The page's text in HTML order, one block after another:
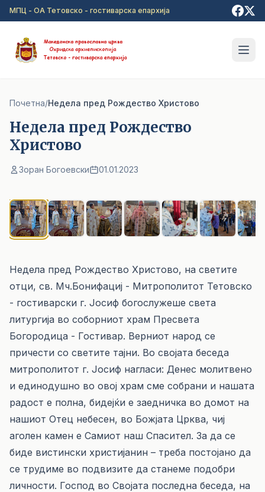
Прејди на главна содржина
МПЦ - ОА Тетовско - гостиварска епархија
Почетна/Недела пред Рождество Христово
Недела пред Рождество
Христово
Зоран Богоевски 01.01.2023
Недела пред Рождество Христово, на светите
отци, св. Мч.Бонифациј - Митрополитот Тетовско
- гостиварски г. Јосиф богослужеше света
литургија во соборниот храм Пресвета
Богородица - Гостивар. Верниот народ се
причести со светите тајни. Во својата беседа
митрополитот г. Јосиф нагласи: Денес молитвено
и единодушно во овој храм сме собрани и нашата
радост е полна, бидејќи е заедничка во домот на
нашиот Отец небесен, во Божјата Црква, чиј
аголен камен е Самиот наш Спасител. За да се
биде вистински христијанин – треба постојано да
се трудиме во подвизите да станеме подобри
личности. Господ во Својата последна беседа, на